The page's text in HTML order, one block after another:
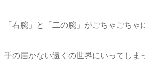
「右腕」と「二の腕」がごちゃごちゃ
手の届かない遠くの世界にいってしま